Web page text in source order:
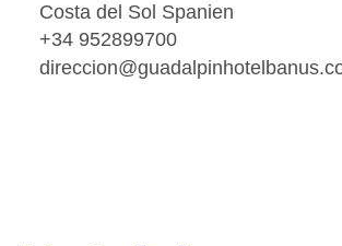
Costa del Sol Spanien
+34 952899700